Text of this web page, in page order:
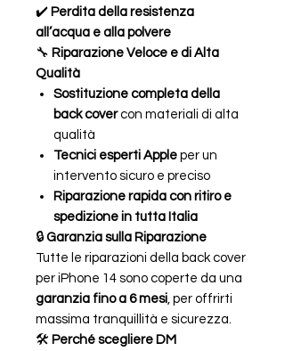
✔️ Perdita della resistenza
all’acqua e alla polvere
🔧 Riparazione Veloce e di Alta
Qualità
Sostituzione completa della
back covercon materiali di alta
qualità
Tecnici esperti Apple per un
intervento sicuro e preciso
Riparazione rapida con ritiro e
spedizione in tutta Italia
🔒 Garanzia sulla Riparazione
Tutte le riparazioni della back cover
per iPhone 14 sono coperte da una
garanzia fino a 6 mesi , per offrirti
massima tranquillità e sicurezza.
🛠 Perché scegliere DM